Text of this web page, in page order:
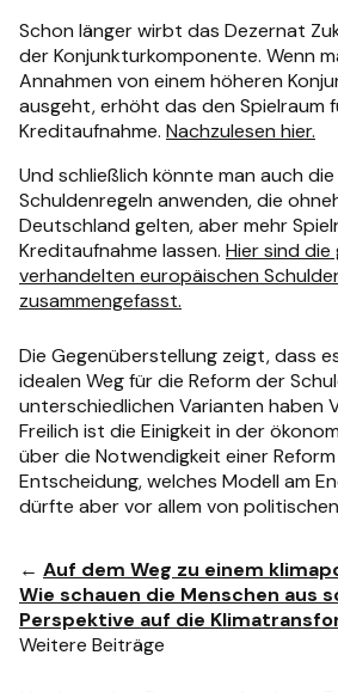
Schon länger wirbt das Dezernat
der Konjunkturkomponente. Wenn
Annahmen von einem höheren
ausgeht, erhöht das den Spielraum
Kreditaufnahme. Nachzulesen hier.
Und schließlich könnte man auch
Schuldenregeln anwenden, die
Deutschland gelten, aber mehr
Kreditaufnahme lassen. Hier sind
verhandelten europäischen
zusammengefasst.
Die Gegenüberstellung zeigt, dass
idealen Weg für die Reform der
unterschiedlichen Varianten haben
Freilich ist die Einigkeit in der
über die Notwendigkeit einer
Entscheidung, welches Modell am
dürfte aber vor allem von
← Auf dem Weg zu einem
Wie schauen die Menschen aus
Perspektive auf die
Weitere Beiträge